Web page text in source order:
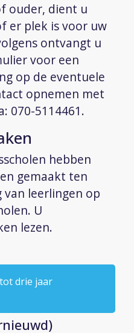
ouder, dient u
er plek is voor uw
ontvangt u
voor een
op de eventuele
opnemen met
070-5114461.
hebben
gemaakt ten
van leerlingen op
U
lezen.
drie jaar